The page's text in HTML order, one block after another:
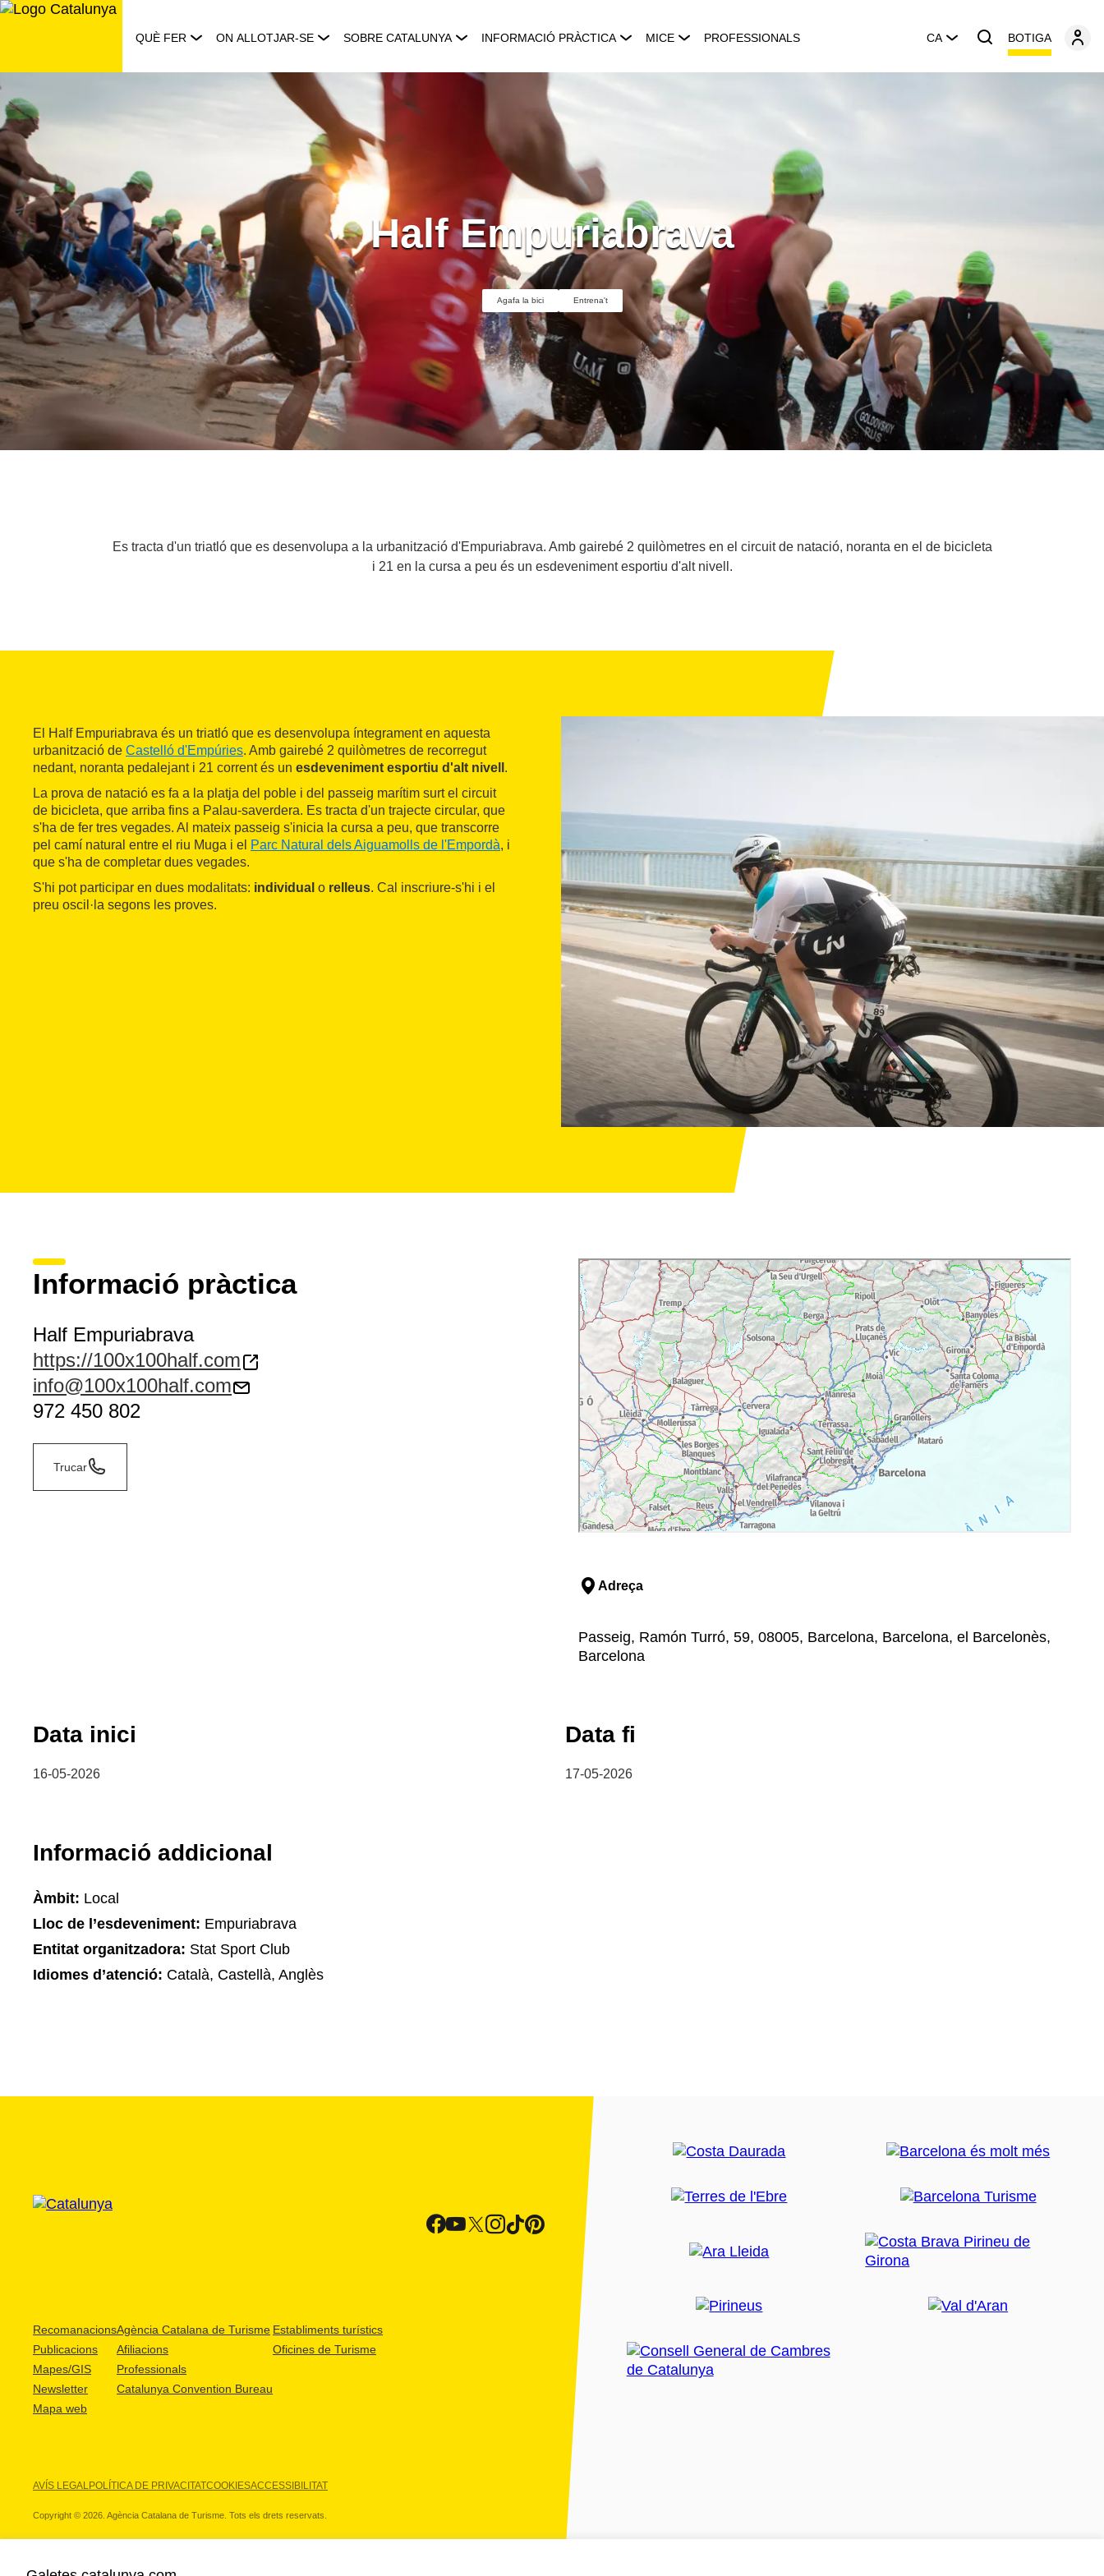
Saltar
QUÈ FER ON ALLOTJAR-SE SOBRE CATALUNYA INFORMACIÓ PRÀCTICA MICE PROFESSIONALS CA BOTIGA
Half Empuriabrava
Agafa la bici Entrena't
Es tracta d'un triatló que es desenvolupa a la urbanització d'Empuriabrava. Amb gairebé 2 quilòmetres en el circuit de natació, noranta en el de bicicleta
i 21 en la cursa a peu és un esdeveniment esportiu d'alt nivell.
El Half Empuriabrava és un triatló que es desenvolupa íntegrament en aquesta
urbanització de Castelló d'Empúries. Amb gairebé 2 quilòmetres de recorregut
nedant, noranta pedalejant i 21 corrent és un esdeveniment esportiu d'alt nivell .
La prova de natació es fa a la platja del poble i del passeig marítim surt el circuit
de bicicleta, que arriba fins a Palau-saverdera. Es tracta d'un trajecte circular, que
s'ha de fer tres vegades. Al mateix passeig s'inicia la cursa a peu, que transcorre
pel camí natural entre el riu Muga i el Parc Natural dels Aiguamolls de l'Empordà, i
que s'ha de completar dues vegades.
S'hi pot participar en dues modalitats: individual o relleus. Cal inscriure-s'hi i el
preu oscil·la segons les proves.
Informació pràctica
Half Empuriabrava
https://100x100half.com
info@100x100half.com
972 450 802
Trucar
Adreça
Passeig, Ramón Turró, 59, 08005, Barcelona, Barcelona, el Barcelonès,
Barcelona
Data inici
16-05-2026
Data fi
17-05-2026
Informació addicional
Àmbit: Local
Lloc de l’esdeveniment: Empuriabrava
Entitat organitzadora: Stat Sport Club
Idiomes d’atenció: Català, Castellà, Anglès
Recomanacions
Publicacions
Mapes/GIS
Newsletter
Mapa web
Agència Catalana de Turisme
Afiliacions
Professionals
Catalunya Convention Bureau
Establiments turístics
Oficines de Turisme
AVÍS LEGALPOLÍTICA DE PRIVACITATCOOKIESACCESSIBILITAT
Copyright © 2026. Agència Catalana de Turisme. Tots els drets reservats.